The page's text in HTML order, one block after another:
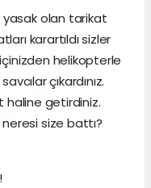
yasak olan tarikat
karartıldı sizler
helikopterle
çıkardınız.
haline getirdiniz.
size battı?